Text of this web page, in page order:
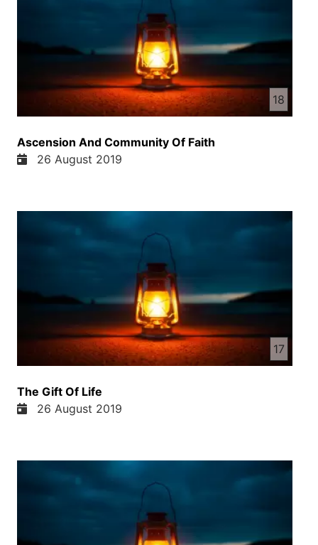
18
Ascension And Community Of Faith
26 August 2019
17
The Gift Of Life
26 August 2019